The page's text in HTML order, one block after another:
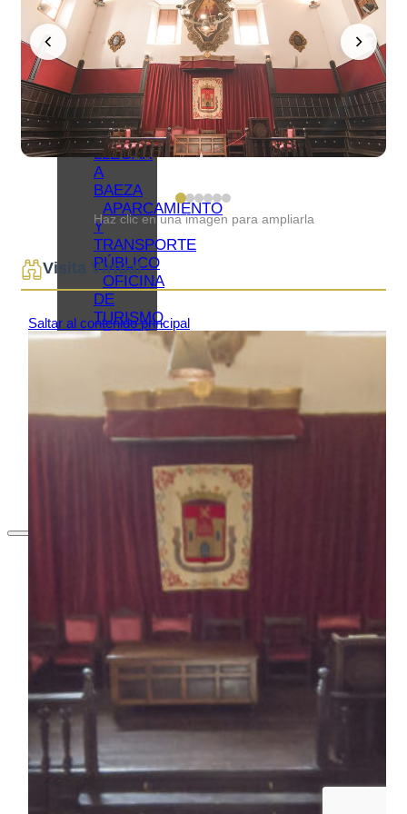
TU VISITA
ALOJAMIENTOS
RESTAURANTES
OTROS
SERVICIOS
TURÍSTICOS
PLANOS
CÓMO
LLEGAR
A
BAEZA
APARCAMIENTO
Y
TRANSPORTE
PÚBLICO
OFICINA
DE
TURISMO
BAEZA
ACCESIBLE
PATRIMONIO
MUNDIAL
AGENDA
CULTURAL
BIENVENIDOS
IMPRESCINDIBLES
MUSEOS
QUÉ VER –
LAGUNA
GRANDE
VISITAS
VIRTUALES
RUTAS Y
GUÍAS
MONUMENTALES
OLEOTURISMO
GASTRONOMÍA
BAEZANA
FIESTAS Y
SEMANA
Haz clic en una imagen para ampliarla
Visita Virtual